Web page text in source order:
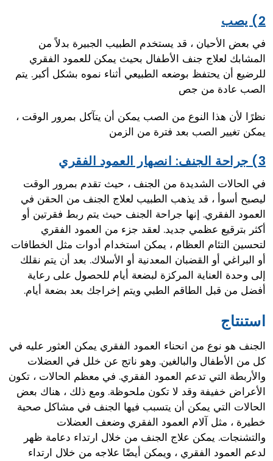
2) يصب
في بعض الأحيان ، قد يستخدم الطبيب الجبيرة بدلاً من
المشابك لعلاج جنف الأطفال بحيث يمكن للعمود الفقري
للرضيع أن يحتفظ بوضعه الطبيعي أثناء نموه بشكل أكبر. يتم
الصب عادة من جص
نظرًا لأن هذا النوع من الصب يمكن أن يتآكل بمرور الوقت ،
يمكن تغيير الصب بعد فترة من الزمن
3) جراحة الجنف: انصهار العمود الفقري
في الحالات الشديدة من الجنف ، حيث تقدم بمرور الوقت
ليصبح أسوأ ، قد يذهب الطبيب لعلاج الجنف من الحقن في
العمود الفقري. إنها جراحة الجنف حيث يتم ربط فقرتين أو
أكثر بترقيع عظمي جديد. لعقد جزء من العمود الفقري
لتحسين التئام العظام ، يمكن استخدام أدوات مثل الخطافات
أو البراغي أو القضبان المعدنية أو الأسلاك. بعد أن يتم نقلك
إلى وحدة العناية المركزة لبضعة أيام للحصول على رعاية
أفضل من قبل الطاقم الطبي ويتم إخراجك بعد بضعة أيام.
استنتاج
الجنف هو نوع من انحناء العمود الفقري يمكن العثور عليه في
كل من الأطفال والبالغين. وهو ناتج عن خلل في العضلات
والأربطة التي تدعم العمود الفقري. في معظم الحالات ، تكون
الأعراض خفيفة وقد لا تكون ملحوظة. ومع ذلك ، هناك بعض
الحالات التي يمكن أن يتسبب فيها الجنف في مشاكل صحية
خطيرة ، مثل آلام العمود الفقري وضعف العضلات
والتشنجات. يمكن علاج الجنف من خلال ارتداء دعامة ظهر
لدعم العمود الفقري ، ويمكن أيضًا علاجه من خلال ارتداء